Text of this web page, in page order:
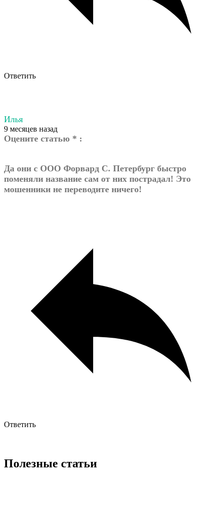
Ответить
Илья
9 месяцев назад
Оцените статью * :
Да они с ООО Форвард С. Петербург быстро
поменяли название сам от них пострадал! Это
мошенники не переводите ничего!
Ответить
Полезные статьи